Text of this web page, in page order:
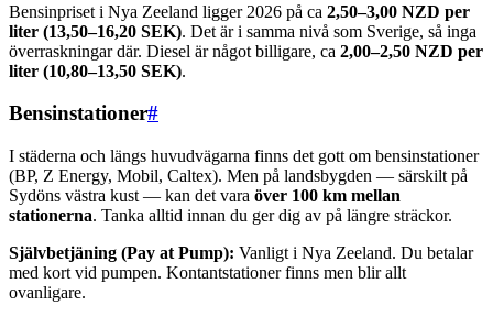
Bensinpriset i Nya Zeeland ligger 2026 på ca 2,50–3,00 NZD per
liter (13,50–16,20 SEK). Det är i samma nivå som Sverige, så inga
överraskningar där. Diesel är något billigare, ca 2,00–2,50 NZD per
liter (10,80–13,50 SEK).
Bensinstationer#
I städerna och längs huvudvägarna finns det gott om bensinstationer
(BP, Z Energy, Mobil, Caltex). Men på landsbygden — särskilt på
Sydöns västra kust — kan det vara över 100 km mellan
stationerna. Tanka alltid innan du ger dig av på längre sträckor.
Självbetjäning (Pay at Pump): Vanligt i Nya Zeeland. Du betalar
med kort vid pumpen. Kontantstationer finns men blir allt
ovanligare.